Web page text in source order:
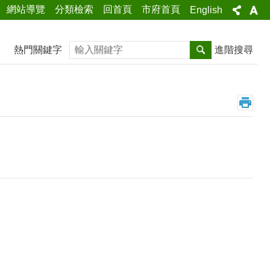
網站導覽 分類檢索 回首頁 市府首頁 English
熱門關鍵字 搜尋 進階搜尋